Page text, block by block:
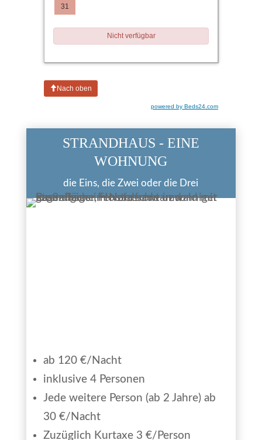
STRANDHAUS - EINE
WOHNUNG
die Eins, die Zwei oder die Drei
ab 120 €/Nacht
inklusive 4 Personen
Jede weitere Person (ab 2 Jahre) ab
30 €/Nacht
Zuzüglich Kurtaxe 3 €/Person